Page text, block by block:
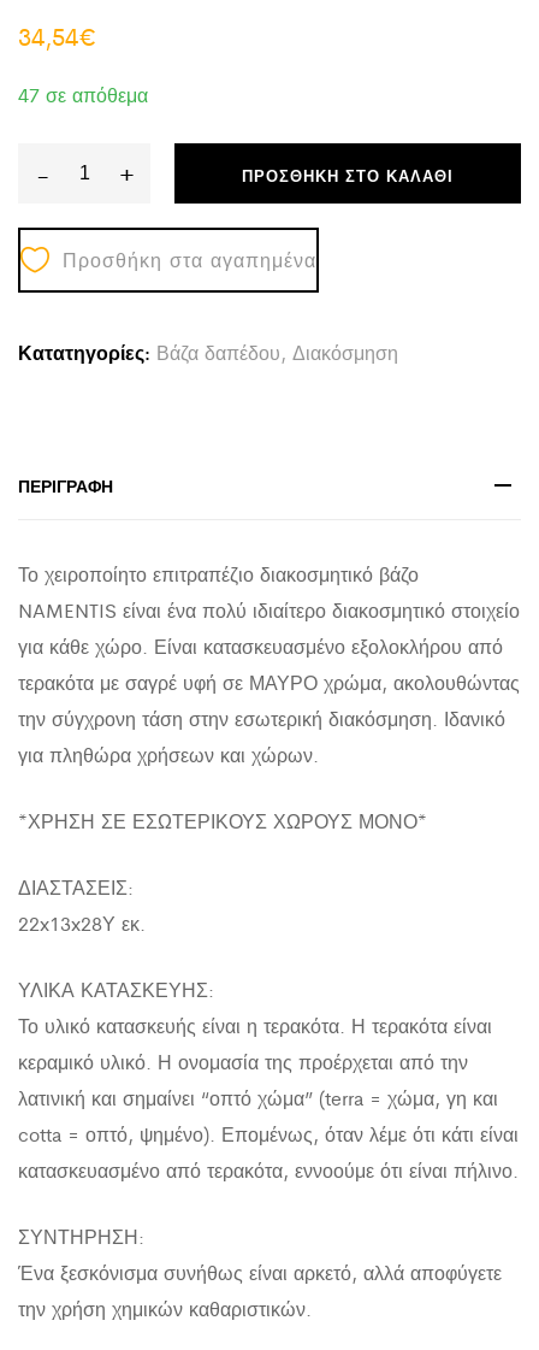
34,54€
47 σε απόθεμα
-
ΕΠΙΤΡΑΠΕΖΙΟ
ΔΙΑΚΟΣΜΗΤΙΚΟ
ΒΑΖΟ
NAMENTIS
ΜΑΥΡΗ
quantity
+ ΠΡΟΣΘΉΚΗ ΣΤΟ ΚΑΛΆΘΙ
Προσθήκη στα αγαπημένα
Κατατηγορίες: Βάζα δαπέδου, Διακόσμηση
ΠΕΡΙΓΡΑΦΉ
Το χειροποίητο επιτραπέζιο διακοσμητικό βάζο
NAMENTIS είναι ένα πολύ ιδιαίτερο διακοσμητικό στοιχείο
για κάθε χώρο. Είναι κατασκευασμένο εξολοκλήρου από
τερακότα με σαγρέ υφή σε ΜΑΥΡΟ χρώμα, ακολουθώντας
την σύγχρονη τάση στην εσωτερική διακόσμηση. Ιδανικό
για πληθώρα χρήσεων και χώρων.
*ΧΡΗΣΗ ΣΕ ΕΣΩΤΕΡΙΚΟΥΣ ΧΩΡΟΥΣ ΜΟΝΟ*
ΔΙΑΣΤΑΣΕΙΣ:
22x13x28Υ εκ.
ΥΛΙΚΑ ΚΑΤΑΣΚΕΥΗΣ:
Το υλικό κατασκευής είναι η τερακότα. Η τερακότα είναι
κεραμικό υλικό. Η ονομασία της προέρχεται από την
λατινική και σημαίνει “οπτό χώμα” (terra = χώμα, γη και
cotta = οπτό, ψημένο). Επομένως, όταν λέμε ότι κάτι είναι
κατασκευασμένο από τερακότα, εννοούμε ότι είναι πήλινο.
ΣΥΝΤΗΡΗΣΗ:
Ένα ξεσκόνισμα συνήθως είναι αρκετό, αλλά αποφύγετε
την χρήση χημικών καθαριστικών.